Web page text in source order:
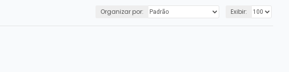
Organizar por: Exibir: